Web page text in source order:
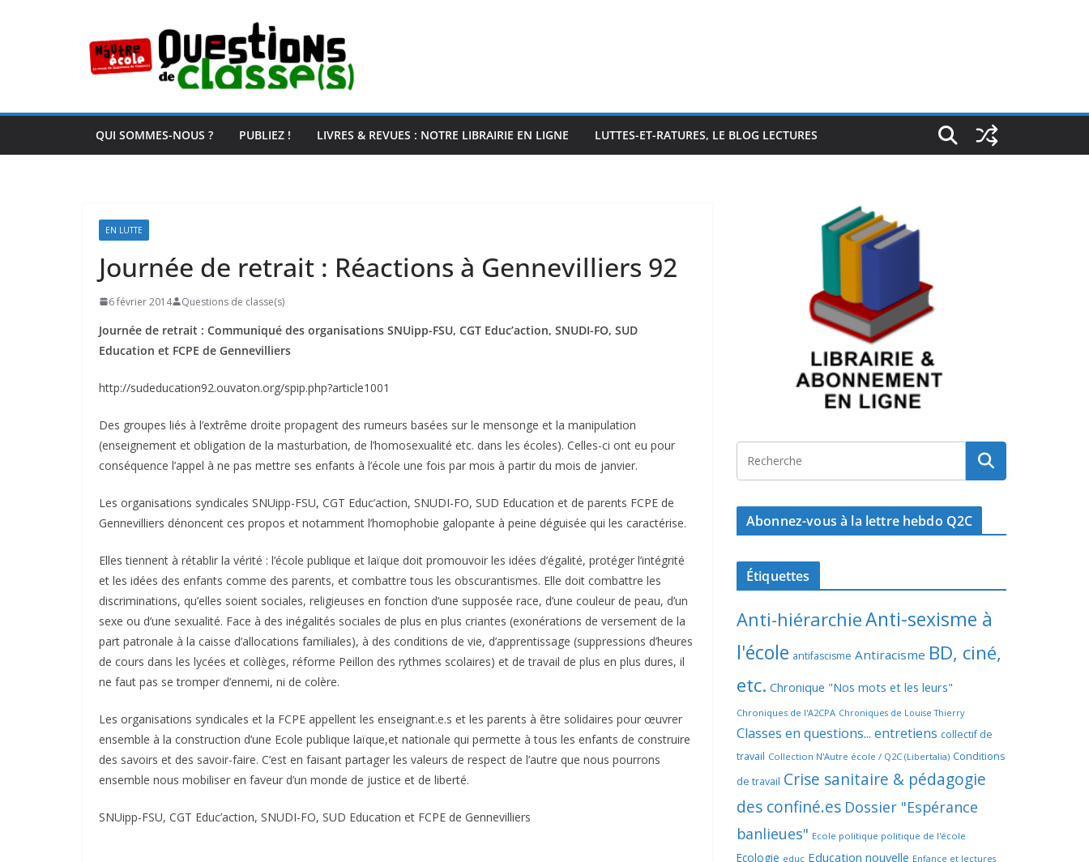
QUI SOMMES-NOUS ? PUBLIEZ ! LIVRES & REVUES : NOTRE LIBRAIRIE EN LIGNE LUTTES-ET-RATURES, LE BLOG LECTURES
EN LUTTE
Journée de retrait : Réactions à Gennevilliers 92
6 février 2014 Questions de classe(s)
Journée de retrait : Communiqué des organisations SNUipp-FSU, CGT Educ’action, SNUDI-FO, SUD
Education et FCPE de Gennevilliers
http://sudeducation92.ouvaton.org/spip.php?article1001
Des groupes liés à l’extrême droite propagent des rumeurs basées sur le mensonge et la manipulation
(enseignement et obligation de la masturbation, de l’homosexualité etc. dans les écoles). Celles-ci ont eu pour
conséquence l’appel à ne pas mettre ses enfants à l’école une fois par mois à partir du mois de janvier.
Les organisations syndicales SNUipp-FSU, CGT Educ’action, SNUDI-FO, SUD Education et de parents FCPE de
Gennevilliers dénoncent ces propos et notamment l’homophobie galopante à peine déguisée qui les caractérise.
Elles tiennent à rétablir la vérité : l’école publique et laïque doit promouvoir les idées d’égalité, protéger l’intégrité
et les idées des enfants comme des parents, et combattre tous les obscurantismes. Elle doit combattre les
discriminations, qu’elles soient sociales, religieuses en fonction d’une supposée race, d’une couleur de peau, d’un
sexe ou d’une sexualité. Face à des inégalités sociales de plus en plus criantes (exonérations de versement de la
part patronale à la caisse d’allocations familiales), à des conditions de vie, d’apprentissage (suppressions d’heures
de cours dans les lycées et collèges, réforme Peillon des rythmes scolaires) et de travail de plus en plus dures, il
ne faut pas se tromper d’ennemi, ni de colère.
Les organisations syndicales et la FCPE appellent les enseignant.e.s et les parents à être solidaires pour œuvrer
ensemble à la construction d’une Ecole publique laïque,et nationale qui permette à tous les enfants de construire
des savoirs et des savoir-faire. C’est en faisant partager les valeurs de respect de l’autre que nous pourrons
ensemble nous mobiliser en faveur d’un monde de justice et de liberté.
SNUipp-FSU, CGT Educ’action, SNUDI-FO, SUD Education et FCPE de Gennevilliers
Abonnez-vous à la lettre hebdo Q2C
Étiquettes
Anti-hiérarchieAnti-sexisme à
l'école antifascisme Antiracisme BD, ciné,
etc. Chronique "Nos mots et les leurs"
Chroniques de l'A2CPA Chroniques de Louise Thierry
Classes en questions... entretiens collectif de
travail Collection N'Autre école / Q2C (Libertalia) Conditions
de travail Crise sanitaire & pédagogie
des confiné.es Dossier "Espérance
banlieues" Ecole politique politique de l'école
Ecologie educ Education nouvelle Enfance et lectures